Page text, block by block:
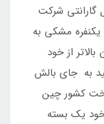
شرکت
مشکی به
از خود
به جای بالش
کشور چین
یک بسته